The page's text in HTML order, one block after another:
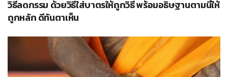
วิธีลดกรรม ด้วยวิธีใส่บาตรให้ถูกวิธี พร้อมอธิษฐานตามนี้ให้
ถูกหลัก ดีทันตาเห็น